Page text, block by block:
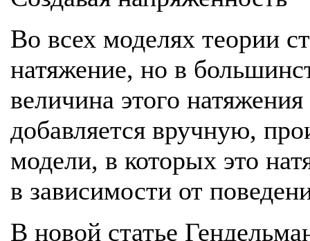
Во всех моделях теории
натяжение, но в
величина этого
добавляется вручную,
модели, в которых это
в зависимости от
В новой статье